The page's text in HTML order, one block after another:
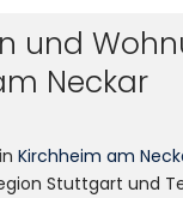
und
Neckar
Kirchheim am
Stuttgart und